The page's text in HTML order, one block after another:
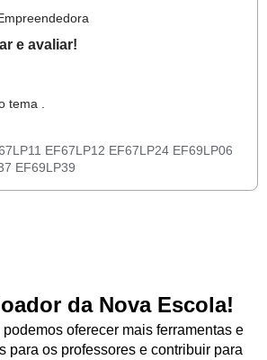
e avaliar!
tema .
EF67LP12 EF67LP24 EF69LP06
EF69LP39
da Nova Escola!
oferecer mais ferramentas e
para os professores e contribuir para